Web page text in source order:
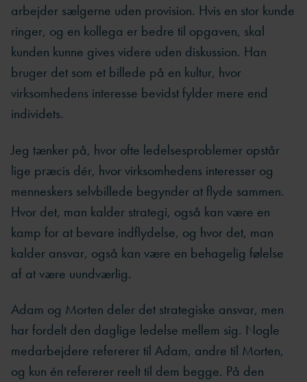
arbejder sælgerne uden provision. Hvis en stor kunde
ringer, og en kollega er bedre til opgaven, skal
kunden kunne gives videre uden diskussion. Han
bruger det som et billede på en kultur, hvor
virksomhedens interesse bevidst fylder mere end
individets.
Jeg tænker på, hvor ofte ledelsesproblemer opstår
lige præcis dér, hvor virksomhedens interesser og
menneskers selvbillede begynder at flyde sammen.
Hvor det, man kalder strategi, også kan være en
kamp for at bevare indflydelse, og hvor det, man
kalder ansvar, også kan være en behagelig følelse
af at være uundværlig.
Adam og Morten deler det strategiske ansvar, men
har fordelt den daglige ledelse mellem sig. Nogle
medarbejdere refererer til Adam, andre til Morten,
og kun én refererer reelt til dem begge. På den